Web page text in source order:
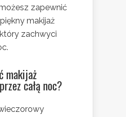
zapewnić
makijaż
zachwyci
makijaż
całą noc?